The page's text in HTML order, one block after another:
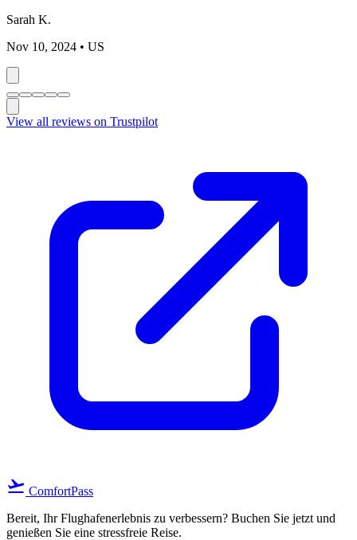
Sarah K.
Nov 10, 2024 • US
View all reviews on Trustpilot
flight_takeoff ComfortPass
Bereit, Ihr Flughafenerlebnis zu verbessern? Buchen Sie jetzt und
genießen Sie eine stressfreie Reise.